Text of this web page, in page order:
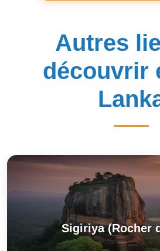
Autres
découvrir
Sigiriya (Rocher